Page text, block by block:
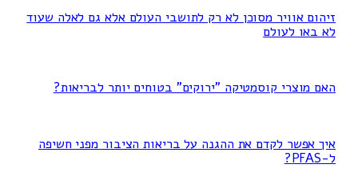
זיהום אוויר מסוכן לא רק לתושבי העולם אלא גם לאלה שעוד
לא באו לעולם
האם מוצרי קוסמטיקה "ירוקים" בטוחים יותר לבריאות?
איך אפשר לקדם את ההגנה על בריאות הציבור מפני חשיפה
ל-PFAS?